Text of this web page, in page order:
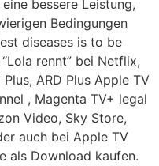
bessere Leistung,
Bedingungen
diseases is to be
rennt” bei Netflix,
ARD Plus Apple TV
, Magenta TV+ legal
Video, Sky Store,
auch bei Apple TV
als Download kaufen.